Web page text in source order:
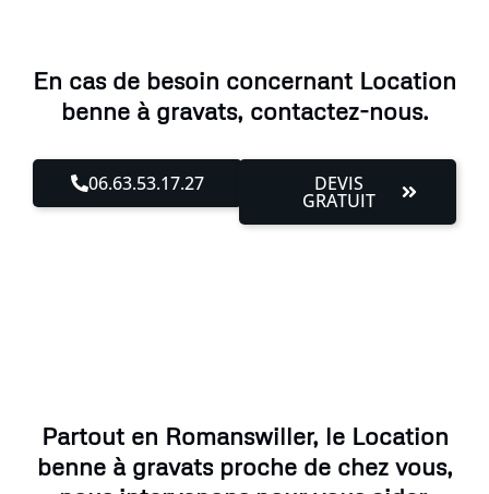
En cas de besoin concernant Location
benne à gravats, contactez-nous.
06.63.53.17.27 DEVIS
GRATUIT
Partout en Romanswiller, le Location
benne à gravats proche de chez vous,